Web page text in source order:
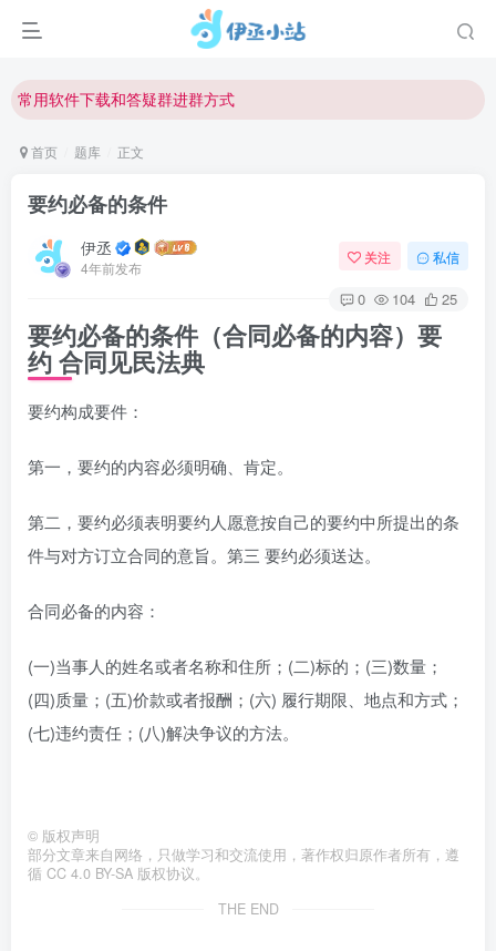
欢迎反馈网站中存在的问题和建议！
常用软件下载和答疑群进群方式
欢迎访问伊丞小站！
首页 题库 正文
要约必备的条件
伊丞
4年前发布
关注 私信
0 104 25
要约必备的条件（合同必备的内容） 要
约合同见民法典
要约构成要件：
第一，要约的内容必须明确、肯定。
第二，要约必须表明要约人愿意按自己的要约中所提出的条
件与对方订立合同的意旨。第三 要约必须送达。
合同必备的内容：
(一)当事人的姓名或者名称和住所；(二)标的；(三)数量；
(四)质量；(五)价款或者报酬；(六) 履行期限、地点和方式；
(七)违约责任；(八)解决争议的方法。
© 版权声明
部分文章来自网络，只做学习和交流使用，著作权归原作者所有，遵
循 CC 4.0 BY-SA 版权协议。
THE END